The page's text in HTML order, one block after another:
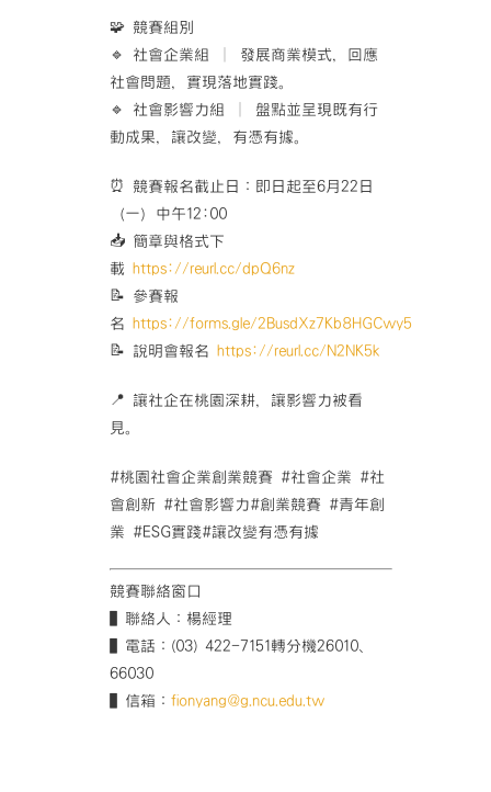
🧩 競賽組別
🔹 社會企業組 │ 發展商業模式，回應
社會問題，實現落地實踐。
🔹 社會影響力組 │ 盤點並呈現既有行
動成果，讓改變，有憑有據。
⏰ 競賽報名截止日：即日起至6月22日
（一）中午12:00
📥 簡章與格式下
載 https://reurl.cc/dpQ6nz
📝 參賽報
名 https://forms.gle/2BusdXz7Kb8HGCwy5
📝 說明會報名 https://reurl.cc/N2NK5k
📍 讓社企在桃園深耕，讓影響力被看
見。
#桃園社會企業創業競賽 #社會企業 #社
會創新 #社會影響力#創業競賽 #青年創
業 #ESG實踐#讓改變有憑有據
競賽聯絡窗口
▌聯絡人：楊經理
▌電話：(03) 422-7151轉分機26010、
66030
▌信箱： fionyang@g.ncu.edu.tw